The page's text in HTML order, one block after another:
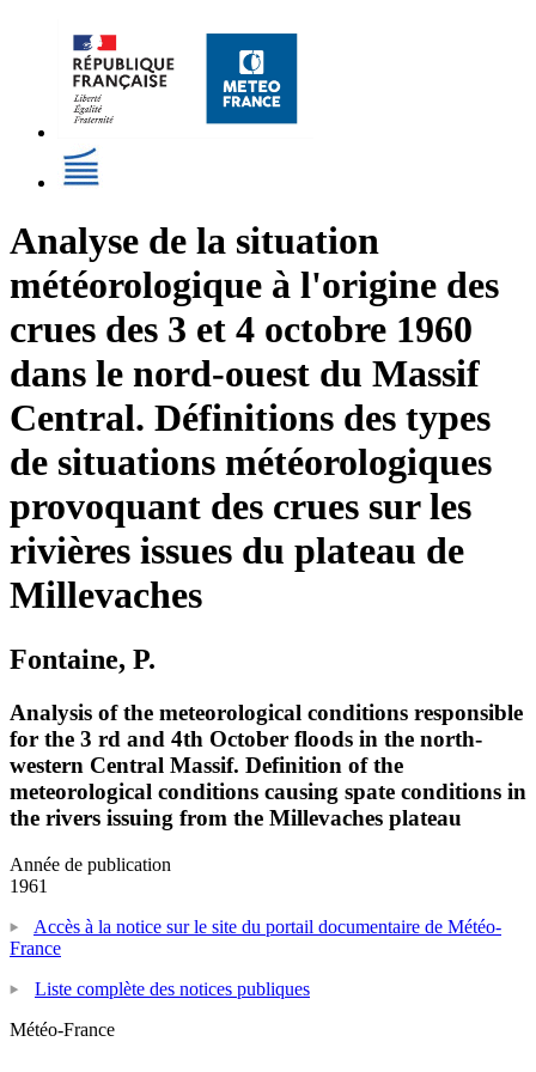
Analyse de la situation
météorologique à l'origine des
crues des 3 et 4 octobre 1960
dans le nord-ouest du Massif
Central. Définitions des types
de situations météorologiques
provoquant des crues sur les
rivières issues du plateau de
Millevaches
Fontaine, P.
Analysis of the meteorological conditions responsible
for the 3 rd and 4th October floods in the north-
western Central Massif. Definition of the
meteorological conditions causing spate conditions in
the rivers issuing from the Millevaches plateau
Année de publication
1961
Accès à la notice sur le site du portail documentaire de Météo-
France
Liste complète des notices publiques
Météo-France